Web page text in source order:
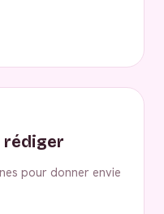
rédiger
pour donner envie